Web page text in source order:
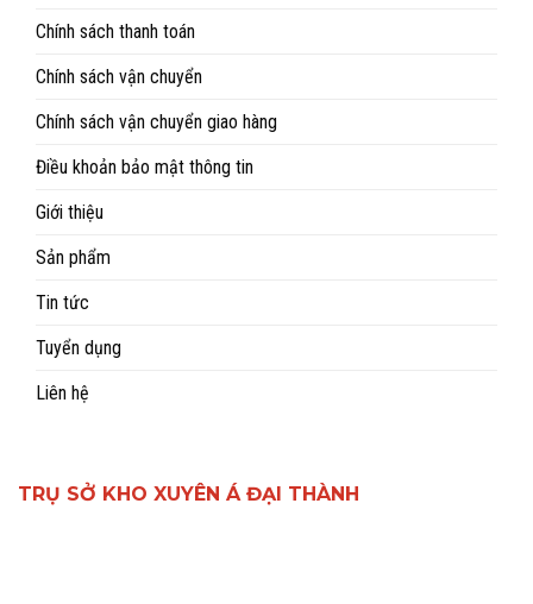
Chính sách thanh toán
Chính sách vận chuyển
Chính sách vận chuyển giao hàng
Điều khoản bảo mật thông tin
Giới thiệu
Sản phẩm
Tin tức
Tuyển dụng
Liên hệ
TRỤ SỞ KHO XUYÊN Á ĐẠI THÀNH